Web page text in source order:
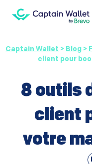
Captain Wallet > Blog >
client pour
8 outils
client
votre